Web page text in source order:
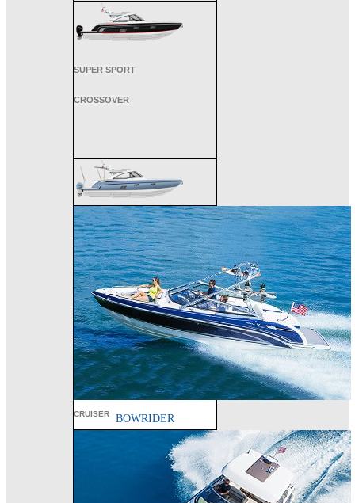
SUPER SPORT
CROSSOVER
ALL SPORT
CROSSOVER
PERFORMANCE
CRUISER BOWRIDER